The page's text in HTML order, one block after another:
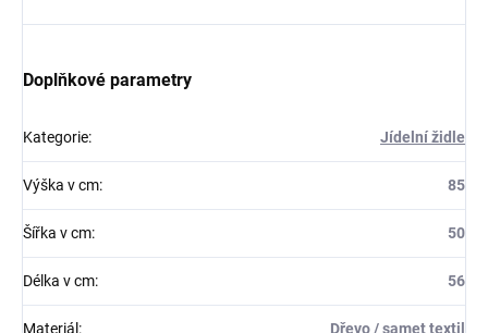
Doplňkové parametry
Kategorie: Jídelní židle
Výška v cm: 85
Šířka v cm: 50
Délka v cm: 56
Materiál : Dřevo / samet textil